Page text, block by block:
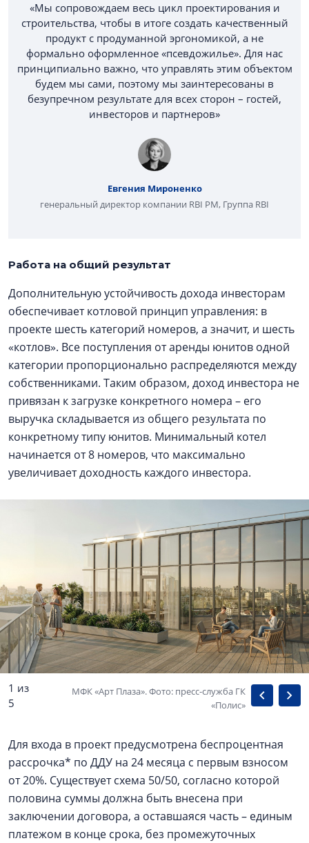
«Мы сопровождаем весь цикл проектирования и
строительства, чтобы в итоге создать качественный
продукт с продуманной эргономикой, а не
формально оформленное «псевдожилье». Для нас
принципиально важно, что управлять этим объектом
будем мы сами, поэтому мы заинтересованы в
безупречном результате для всех сторон – гостей,
инвесторов и партнеров»
Евгения Мироненко
генеральный директор компании RBI PM, Группа RBI
Работа на общий результат
Дополнительную устойчивость дохода инвесторам
обеспечивает котловой принцип управления: в
проекте шесть категорий номеров, а значит, и шесть
«котлов». Все поступления от аренды юнитов одной
категории пропорционально распределяются между
собственниками. Таким образом, доход инвестора не
привязан к загрузке конкретного номера – его
выручка складывается из общего результата по
конкретному типу юнитов. Минимальный котел
начинается от 8 номеров, что максимально
увеличивает доходность каждого инвестора.
1 из
5
МФК «Арт Плаза». Фото: пресс-служба ГК
«Полис»
Для входа в проект предусмотрена беспроцентная
рассрочка* по ДДУ на 24 месяца с первым взносом
от 20%. Существует схема 50/50, согласно которой
половина суммы должна быть внесена при
заключении договора, а оставшаяся часть – единым
платежом в конце срока, без промежуточных